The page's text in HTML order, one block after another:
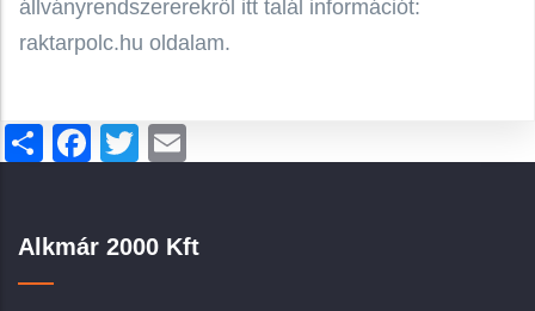
állványrendszererekről itt talál információt:
raktarpolc.hu oldalam.
ShareFacebook
Twitter
Alkmár 2000 Kft